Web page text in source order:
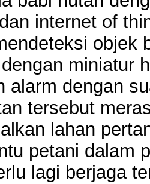
internet of
objek
miniatur
alarm dengan
tersebut
lahan
petani dalam
lagi berjaga